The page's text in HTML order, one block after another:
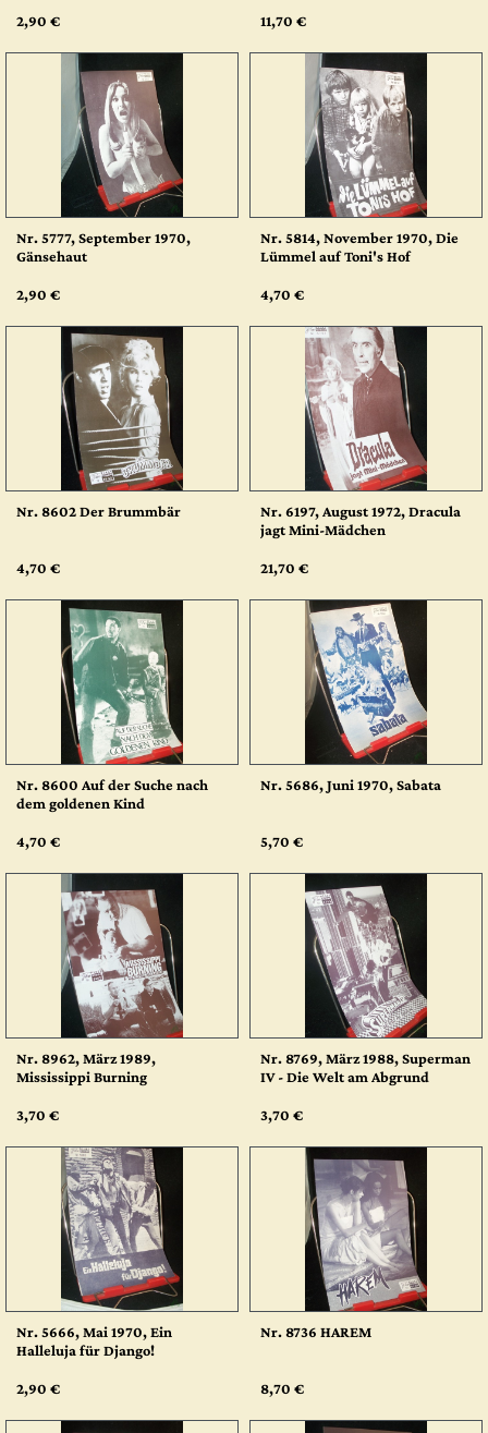
2,90 € 11,70 €
Nr. 5777, September 1970,
Gänsehaut
2,90 €
Nr. 5814, November 1970, Die
Lümmel auf Toni's Hof
4,70 €
Nr. 8602 Der Brummbär
4,70 €
Nr. 6197, August 1972, Dracula
jagt Mini-Mädchen
21,70 €
Nr. 8600 Auf der Suche nach
dem goldenen Kind
4,70 €
Nr. 5686, Juni 1970, Sabata
5,70 €
Nr. 8962, März 1989,
Mississippi Burning
3,70 €
Nr. 8769, März 1988, Superman
IV - Die Welt am Abgrund
3,70 €
Nr. 5666, Mai 1970, Ein
Halleluja für Django!
2,90 €
Nr. 8736 HAREM
8,70 €